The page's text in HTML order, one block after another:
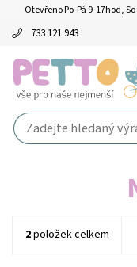
Otevřeno Po-Pá 9-17hod, So
733 121 943
2položek celkem